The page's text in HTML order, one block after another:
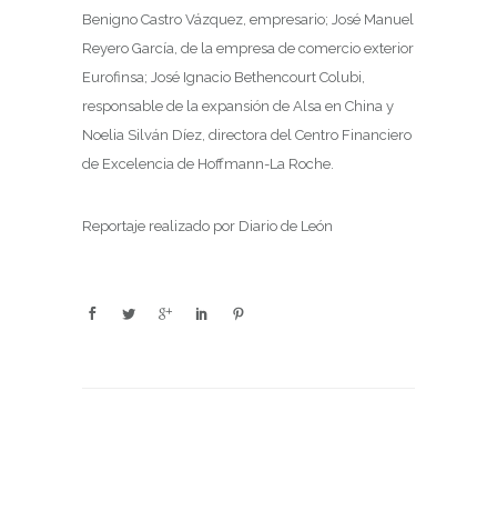
Benigno Castro Vázquez, empresario; José Manuel
Reyero García, de la empresa de comercio exterior
Eurofinsa; José Ignacio Bethencourt Colubi,
responsable de la expansión de Alsa en China y
Noelia Silván Díez, directora del Centro Financiero
de Excelencia de Hoffmann-La Roche.
Reportaje realizado por Diario de León